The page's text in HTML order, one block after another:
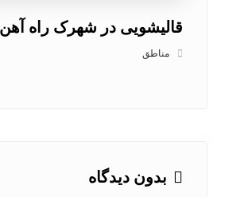
قالیشویی در شهرک راه آهن
مناطق
بدون دیدگاه